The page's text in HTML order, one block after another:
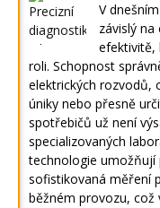
V
závislý
efektivitě,
roli. Schopnost
elektrických rozvodů,
úniky nebo přesně
spotřebičů už není
specializovaných
technologie umožňují
sofistikovaná měření
běžném provozu, což